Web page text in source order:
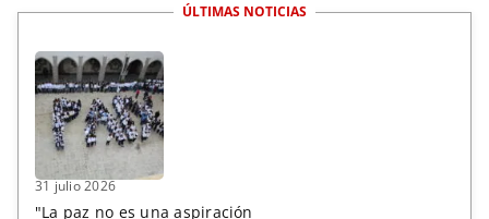
ÚLTIMAS NOTICIAS
31 julio 2026
"La paz no es una aspiración